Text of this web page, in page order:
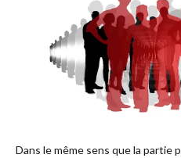
Dans le même sens que la partie